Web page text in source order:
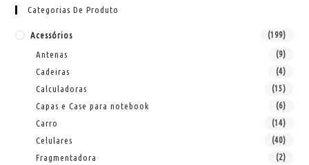
Categorias De Produto
Acessórios (199)
Antenas (9)
Cadeiras (4)
Calculadoras (15)
Capas e Case para notebook (6)
Carro (14)
Celulares (40)
Fragmentadora (2)